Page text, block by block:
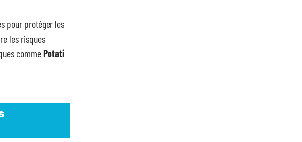
pour protéger les
les risques
commePotati